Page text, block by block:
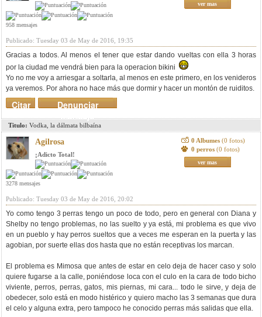
958 mensajes
ver mas
Publicado: Tuesday 03 de May de 2016, 19:35
Gracias a todos. Al menos el tener que estar dando vueltas con ella 3 horas
por la ciudad me vendrá bien para la operacion bikini
Yo no me voy a arriesgar a soltarla, al menos en este primero, en los venideros
ya veremos. Por ahora no hace más que dormir y hacer un montón de ruiditos.
Denunciar
mensaje
Citar
Titulo: Vodka, la dálmata bilbaína
Agilrosa
¡Adicto Total!
3278 mensajes
0 Albumes (0 fotos)
0 perros (0 fotos)
ver mas
Publicado: Tuesday 03 de May de 2016, 20:02
Yo como tengo 3 perras tengo un poco de todo, pero en general con Diana y
Shelby no tengo problemas, no las suelto y ya está, mi problema es que vivo
en un pueblo y hay perros sueltos que a veces me esperan en la puerta y las
agobian, por suerte ellas dos hasta que no están receptivas los marcan.
El problema es Mimosa que antes de estar en celo deja de hacer caso y solo
quiere fugarse a la calle, poniéndose loca con el culo en la cara de todo bicho
viviente, perros, perras, gatos, mis piernas, mi cara... todo le sirve, y deja de
obedecer, solo está en modo histérico y quiero macho las 3 semanas que dura
el celo y alguna extra, pero tampoco he conocido perras más salidas que ella.